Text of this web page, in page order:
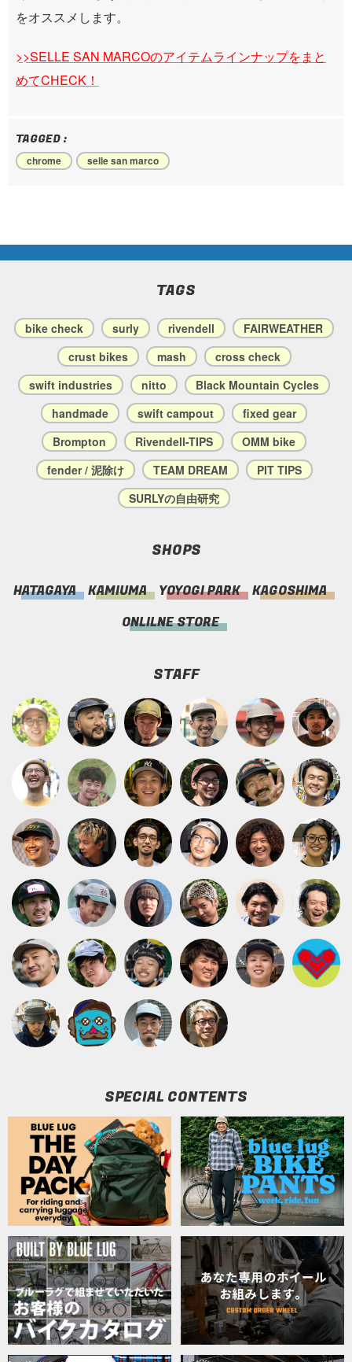
をオススメします。
>>SELLE SAN MARCOのアイテムラインナップをまと
めてCHECK！
TAGGED :
chrome selle san marco
TAGS
bike check surly rivendell
FAIRWEATHER
crust bikes
mash
cross check
swift industries
nitto
Black Mountain Cycles
handmade
swift campout
fixed gear
Brompton
Rivendell-TIPS
OMM bike
fender / 泥除け
TEAM DREAM
PIT TIPS
SURLYの自由研究
SHOPS
HATAGAYA KAMIUMA YOYOGI PARK
KAGOSHIMA
ONLILNE STORE
STAFF
SPECIAL CONTENTS